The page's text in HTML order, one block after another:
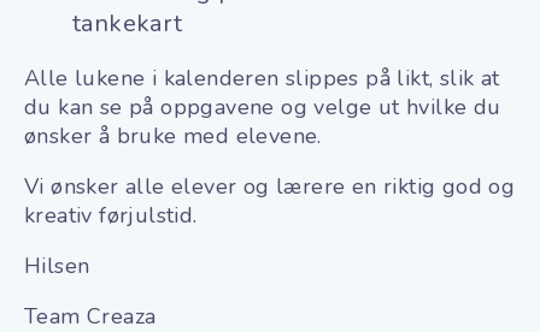
tankekart
Alle lukene i kalenderen slippes på likt, slik at
du kan se på oppgavene og velge ut hvilke du
ønsker å bruke med elevene.
Vi ønsker alle elever og lærere en riktig god og
kreativ førjulstid.
Hilsen
Team Creaza